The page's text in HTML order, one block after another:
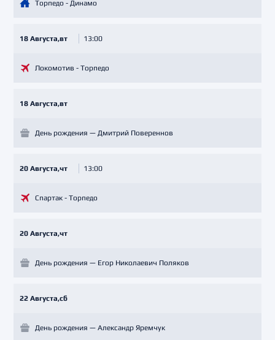
Торпедо - Динамо
18 Августа,вт 13:00
Локомотив - Торпедо
18 Августа,вт
День рождения — Дмитрий Повереннов
20 Августа,чт 13:00
Спартак - Торпедо
20 Августа,чт
День рождения — Егор Николаевич Поляков
22 Августа,сб
День рождения — Александр Яремчук